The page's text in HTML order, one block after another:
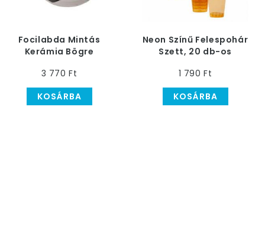
Focilabda Mintás
Kerámia Bögre
3 770 Ft
KOSÁRBA
Neon Színű Felespohár
Szett, 20 db-os
1 790 Ft
KOSÁRBA